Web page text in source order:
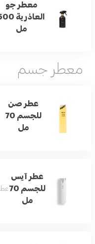
معطر جو
العاذرية
مل
معطر جسم
عطر صن
للجسم 70
مل
عطر آيس
للجسم 70
مل